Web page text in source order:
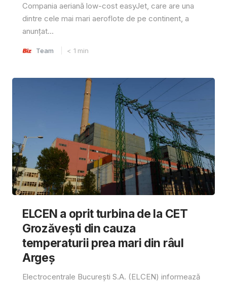
Compania aeriană low-cost easyJet, care are una
dintre cele mai mari aeroflote de pe continent, a
anunțat...
Team < 1 min
ELCEN a oprit turbina de la CET
Grozăvești din cauza
temperaturii prea mari din râul
Argeș
Electrocentrale București S.A. (ELCEN) informează